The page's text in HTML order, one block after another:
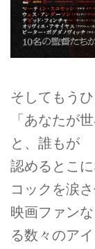
そしてもう
「あなたが
と、誰もが
認めるとこ
コックを涙
映画ファン
る数々のア